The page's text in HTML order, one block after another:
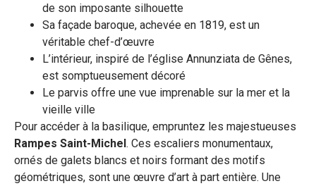
de son imposante silhouette
Sa façade baroque, achevée en 1819, est un
véritable chef-d’œuvre
L’intérieur, inspiré de l’église Annunziata de Gênes,
est somptueusement décoré
Le parvis offre une vue imprenable sur la mer et la
vieille ville
Pour accéder à la basilique, empruntez les majestueuses
Rampes Saint-Michel. Ces escaliers monumentaux,
ornés de galets blancs et noirs formant des motifs
géométriques, sont une œuvre d’art à part entière. Une